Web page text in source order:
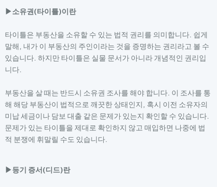
▶소유권(타이틀)이란
타이틀은 부동산을 소유할 수 있는 법적 권리를 의미합니다. 쉽게
말해, 내가 이 부동산의 주인이라는 것을 증명하는 권리라고 볼 수
있습니다. 하지만 타이틀은 실물 문서가 아니라 개념적인 권리입
니다.
부동산을 살 때는 반드시 소유권 조사를 해야 합니다. 이 조사를 통
해 해당 부동산이 법적으로 깨끗한 상태인지, 혹시 이전 소유자의
미납 세금이나 담보 대출 같은 문제가 있는지 확인할 수 있습니다.
문제가 있는 타이틀을 제대로 확인하지 않고 매입하면 나중에 법
적 분쟁에 휘말릴 수도 있습니다.
▶등기 증서(디드)란